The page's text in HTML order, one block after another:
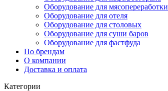
Оборудование для мясопереработки
Оборудование для отеля
Оборудование для столовых
Оборудование для суши баров
Оборудование для фастфуда
По брендам
О компании
Доставка и оплата
Категории